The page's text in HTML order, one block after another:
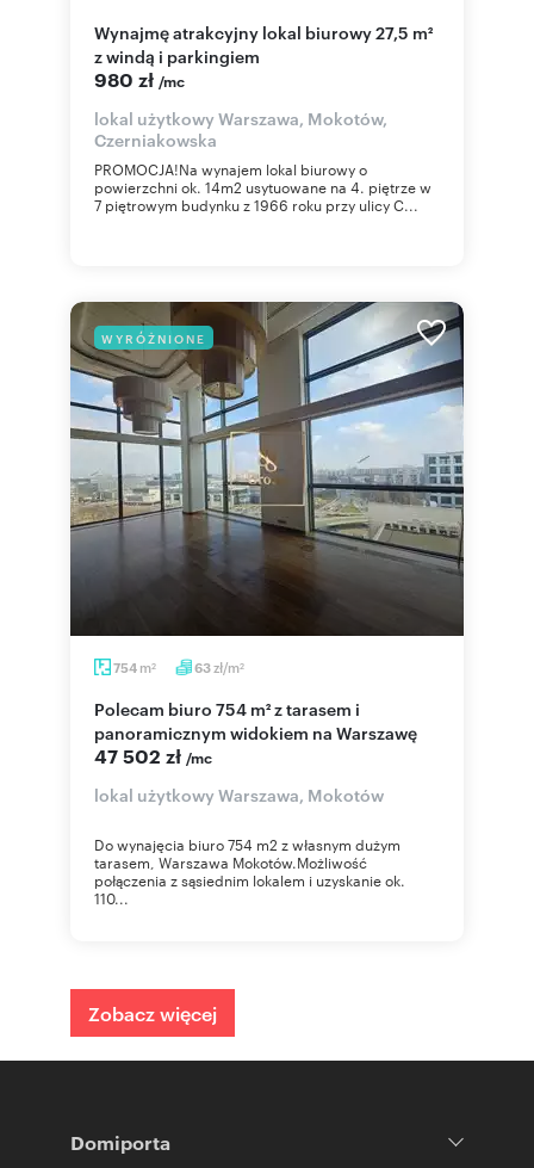
Wynajmę atrakcyjny lokal biurowy 27,5 m²
z windą i parkingiem
980 zł /mc
lokal użytkowy Warszawa, Mokotów,
Czerniakowska
PROMOCJA!Na wynajem lokal biurowy o
powierzchni ok. 14m2 usytuowane na 4. piętrze w
7 piętrowym budynku z 1966 roku przy ulicy C...
WYRÓŻNIONE
754 m2 63zł/m2
Polecam biuro 754 m² z tarasem i
panoramicznym widokiem na Warszawę
47 502 zł /mc
lokal użytkowy Warszawa, Mokotów
Do wynajęcia biuro 754 m2 z własnym dużym
tarasem, Warszawa Mokotów.Możliwość
połączenia z sąsiednim lokalem i uzyskanie ok.
110...
Zobacz więcej
Domiporta